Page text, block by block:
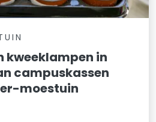
kweeklampen in
campuskassen
moestuin